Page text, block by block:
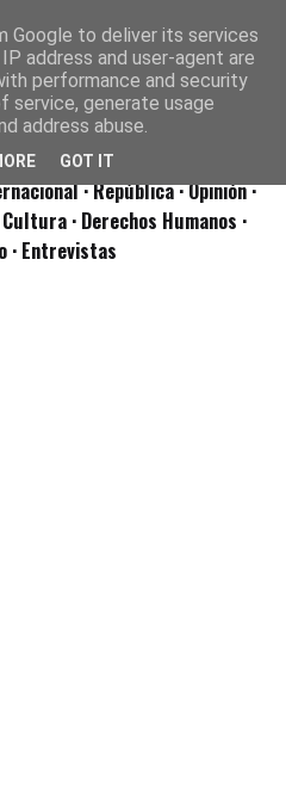
· República· Opinión·
Cultura · Derechos Humanos ·
·Entrevistas
Google to deliver its services
address and user-agent are
performance and security
service, generate usage
address abuse.
GOT IT